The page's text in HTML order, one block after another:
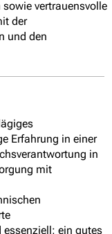
vertrauensvolle
der
und den
Erfahrung in einer
in
mit
ein gutes